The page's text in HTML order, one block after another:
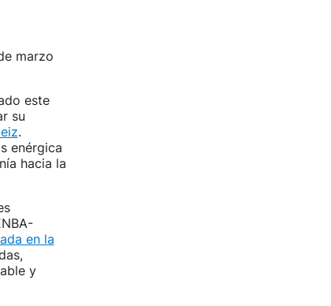
marzo
este
su
.
enérgica
hacia la
en la
y